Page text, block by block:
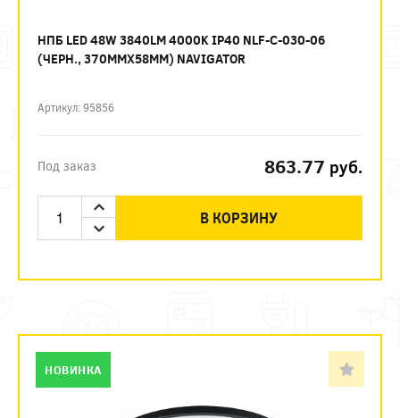
НПБ LED 48W 3840LM 4000K IP40 NLF-C-030-06
(ЧЕРН., 370ММХ58ММ) NAVIGATOR
Артикул: 95856
Под заказ 863.77 руб.
В КОРЗИНУ
НОВИНКА